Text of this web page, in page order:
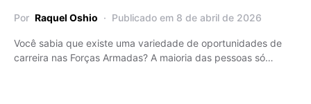
Por Raquel Oshio Publicado em 8 de abril de 2026
Você sabia que existe uma variedade de oportunidades de
carreira nas Forças Armadas? A maioria das pessoas só…